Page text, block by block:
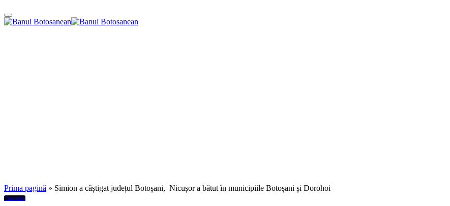
Prima pagină » Simion a câștigat județul Botoșani, Nicușor a bătut în municipiile Botoșani și Dorohoi
Featured